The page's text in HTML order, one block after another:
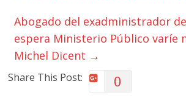
Abogado del exadministrador
espera Ministerio Público varíe
Michel Dicent →
Share This Post: 0